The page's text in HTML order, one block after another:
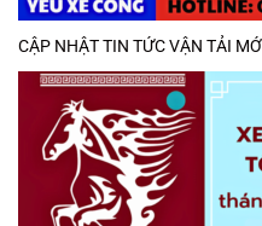
CẬP NHẬT TIN TỨC VẬN TẢI